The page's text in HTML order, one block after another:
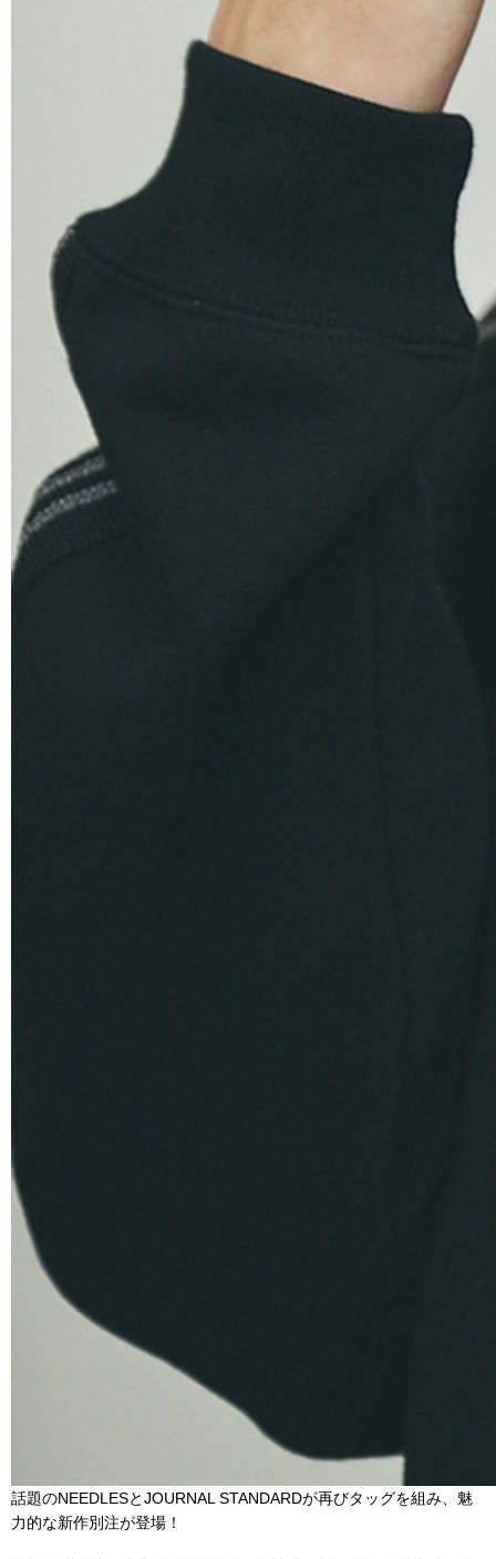
話題のNEEDLESとJOURNAL STANDARDが再びタッグを組み、魅
力的な新作別注が登場！